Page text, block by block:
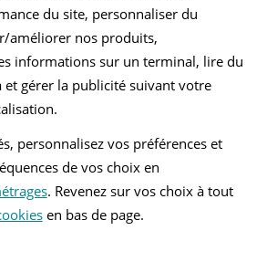
recherchez une
automobile ?
vos devis MAAF
du site, personnaliser du
améliorer nos produits,
informations sur un terminal, lire du
gérer la publicité suivant votre
personnalisez vos préférences et
de vos choix en
. Revenez sur vos choix à tout
en bas de page.